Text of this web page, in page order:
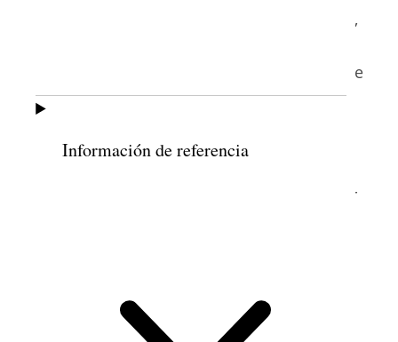
Información de referencia
Goddard,
información precisa y distribuir literatura de
la Iglesia a los visitantes9.
En las conferencias generales de aquella
Tabernáculo de la Manzana del Templo por
se llenó el Salón de Asambleas, varios
cientos de personas se congregaron en el